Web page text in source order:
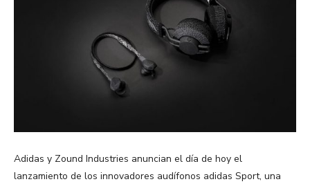
Adidas y Zound Industries anuncian el día de hoy el
lanzamiento de los innovadores audífonos adidas Sport, una